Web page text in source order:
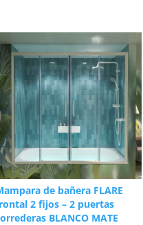
de bañera FLARE
2 fijos – 2 puertas
BLANCO MATE